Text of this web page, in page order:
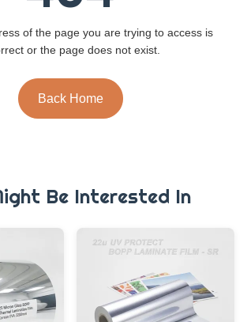
of the page you are trying to access is
or the page does not exist.
Back Home
Be Interested In